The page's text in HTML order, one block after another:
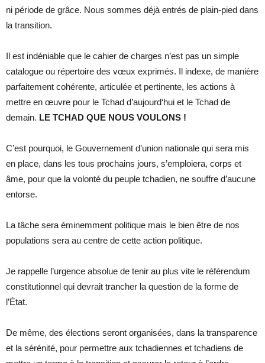
ni période de grâce. Nous sommes déjà entrés de plain-pied dans
la transition.
Il est indéniable que le cahier de charges n’est pas un simple
catalogue ou répertoire des vœux exprimés. Il indexe, de manière
parfaitement cohérente, articulée et pertinente, les actions à
mettre en œuvre pour le Tchad d’aujourd‘hui et le Tchad de
demain. LE TCHAD QUE NOUS VOULONS !
C’est pourquoi, le Gouvernement d’union nationale qui sera mis
en place, dans les tous prochains jours, s’emploiera, corps et
âme, pour que la volonté du peuple tchadien, ne souffre d’aucune
entorse.
La tâche sera éminemment politique mais le bien être de nos
populations sera au centre de cette action politique.
Je rappelle l’urgence absolue de tenir au plus vite le référendum
constitutionnel qui devrait trancher la question de la forme de
l’État.
De même, des élections seront organisées, dans la transparence
et la sérénité, pour permettre aux tchadiennes et tchadiens de